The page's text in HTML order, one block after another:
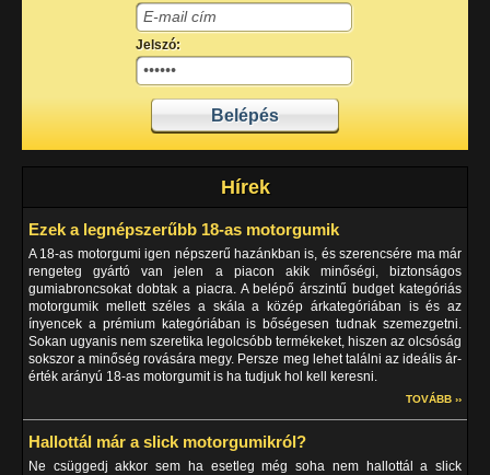
Jelszó:
Hírek
Ezek a legnépszerűbb 18-as motorgumik
A 18-as motorgumi igen népszerű hazánkban is, és szerencsére ma már
rengeteg gyártó van jelen a piacon akik minőségi, biztonságos
gumiabroncsokat dobtak a piacra. A belépő árszintű budget kategóriás
motorgumik mellett széles a skála a közép árkategóriában is és az
ínyencek a prémium kategóriában is bőségesen tudnak szemezgetni.
Sokan ugyanis nem szeretika legolcsóbb termékeket, hiszen az olcsóság
sokszor a minőség rovására megy. Persze meg lehet találni az ideális ár-
érték arányú 18-as motorgumit is ha tudjuk hol kell keresni.
TOVÁBB ››
Hallottál már a slick motorgumikról?
Ne csüggedj akkor sem ha esetleg még soha nem hallottál a slick